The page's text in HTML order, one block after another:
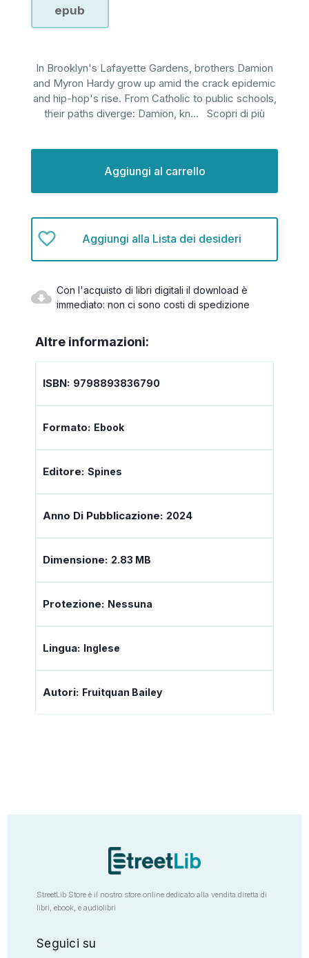
epub
In Brooklyn's Lafayette Gardens, brothers Damion
and Myron Hardy grow up amid the crack epidemic
and hip-hop's rise. From Catholic to public schools,
their paths diverge: Damion, kn... Scopri di più
Aggiungi alla Lista dei desideri
Con l'acquisto di libri digitali il download è
immediato: non ci sono costi di spedizione
Altre informazioni:
ISBN: 9798893836790
Formato: Ebook
Editore: Spines
Anno Di Pubblicazione: 2024
Dimensione: 2.83 MB
Protezione: Nessuna
Lingua: Inglese
Autori: Fruitquan Bailey
StreetLib Store è il nostro store online dedicato alla vendita diretta di
libri, ebook, e audiolibri
Seguici su